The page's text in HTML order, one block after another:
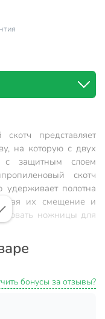
представляет
на которую с двух
с защитным слоем
скотч
полотна
их смещение и
ножницы для
для монтажных и
покрытий к
бонусы за отзывы?